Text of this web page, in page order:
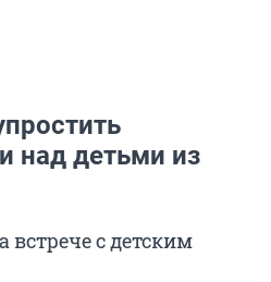
над детьми из
встрече с детским